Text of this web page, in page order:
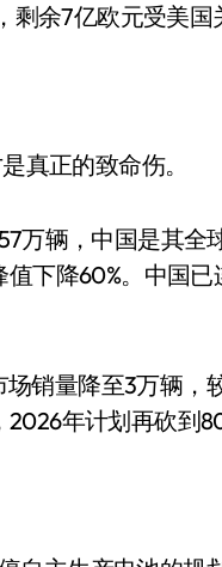
余7亿欧元受美国
真正的致命伤。
万辆，中国是其
值下降60%。中国
销量降至3万辆，
2026年计划再砍到